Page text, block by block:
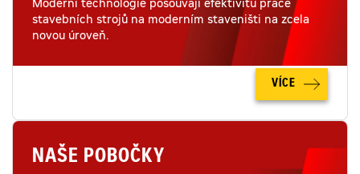
Moderní technologie posouvají efektivitu práce
stavebních strojů na moderním staveništi na zcela
novou úroveň.
VÍCE
NAŠE POBOČKY